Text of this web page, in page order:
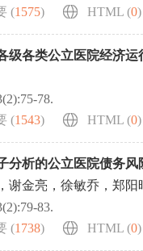
(1575) HTML (0)
级各类公立医院经济运
78.
(1543) HTML (0)
分析的公立医院债务
谢金亮，徐敏乔，郑阳
83.
(1738) HTML (0)